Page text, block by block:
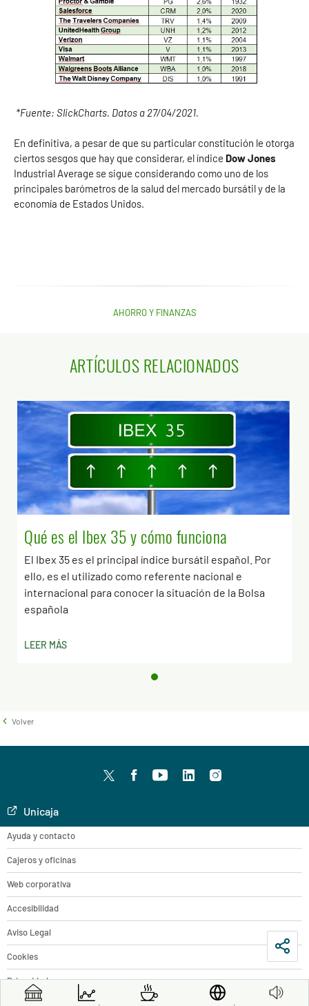
*Fuente: SlickCharts. Datos a 27/04/2021.
En definitiva, a pesar de que su particular constitución le otorga
ciertos sesgos que hay que considerar, el índice Dow Jones
Industrial Average se sigue considerando como uno de los
principales barómetros de la salud del mercado bursátil y de la
economía de Estados Unidos.
AHORRO Y FINANZAS
ARTÍCULOS RELACIONADOS
Qué es el Ibex 35 y cómo funciona
El Ibex 35 es el principal índice bursátil español. Por
ello, es el utilizado como referente nacional e
internacional para conocer la situación de la Bolsa
española
LEER MÁS
Volver
TwitterfacebookyoutubeLinkedInInstagram
Unicaja
Ayuda y contacto
Cajeros y oficinas
Web corporativa
Accesibilidad
Aviso Legal
Cookies
Privacidad